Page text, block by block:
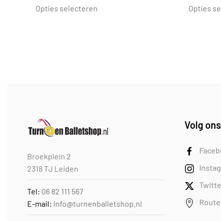
Opties selecteren
de
Opties
Broekplein 2
2318 TJ Leiden
Tel: 06 82 111 567
E-mail: info@turnenballetshop.nl
Volg ons
Route